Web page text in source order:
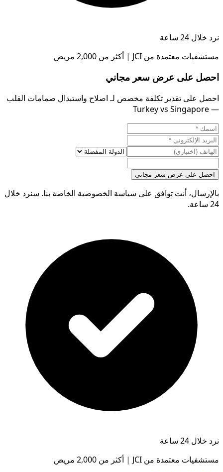
نرد خلال 24 ساعة
مستشفيات معتمدة من JCI | أكثر من 2,000 مريض
احصل على عرض سعر مجاني
احصل على تقدير تكلفة مخصص لـ اصلاح واستبدال صمامات القلب
— Turkey vs Singapore
احصل على عرض سعر مجاني
بالإرسال، أنت توافق على سياسة الخصوصية الخاصة بنا. سنرد خلال
24 ساعة.
نرد خلال 24 ساعة
مستشفيات معتمدة من JCI | أكثر من 2,000 مريض